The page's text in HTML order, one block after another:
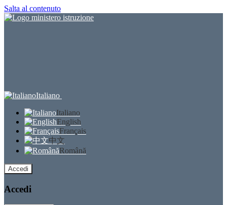
Salta al contenuto
Italiano
Italiano
English
Français
中文
Română
Accedi
Accedi